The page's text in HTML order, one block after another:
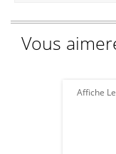
Vous
Affiche